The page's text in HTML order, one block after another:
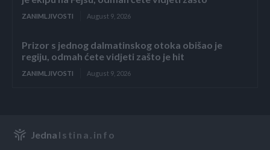
ZANIMLJIVOSTI August 9, 2026
Prizor s jednog dalmatinskog otoka obišao je
regiju, odmah ćete vidjeti zašto je hit
ZANIMLJIVOSTI August 9, 2026
Jedna Istina.info